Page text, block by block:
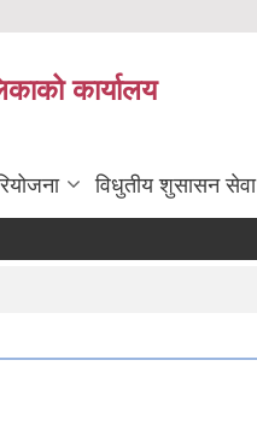
कार्यालय
विधुतीय शुसासन सेवा